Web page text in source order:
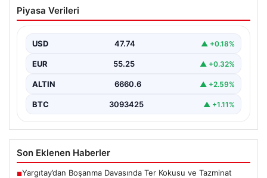
geçmeye çalışan göçmen yaşamını
{ "title": "Fas'tan İspanya'ya Yamaç Paraşütüyle
"content": "Fas ile…
Piyasa Verileri
USD 47.74 ▲ +0.18%
EUR 55.25 ▲ +0.32%
ALTIN 6660.6 ▲ +2.59%
BTC 3093425 ▲ +1.11%
Son Eklenen Haberler
■Yargıtay’dan Boşanma Davasında Ter Kokusu ve Tazminat